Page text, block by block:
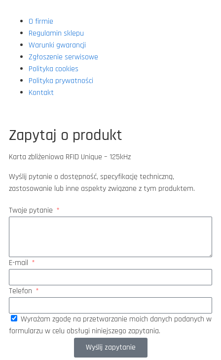
O firmie
Regulamin sklepu
Warunki gwarancji
Zgłoszenie serwisowe
Polityka cookies
Polityka prywatności
Kontakt
Zapytaj o produkt
Karta zbliżeniowa RFID Unique – 125kHz
Wyślij pytanie o dostępność, specyfikację techniczną,
zastosowanie lub inne aspekty związane z tym produktem.
Twoje pytanie
E-mail
Telefon
Wyrażam zgodę na przetwarzanie moich danych podanych w
formularzu w celu obsługi niniejszego zapytania.
Wyślij zapytanie